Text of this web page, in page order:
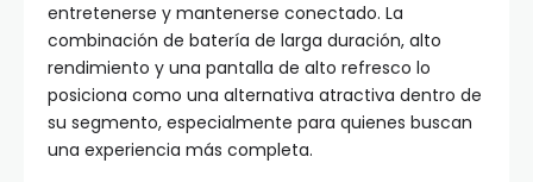
entretenerse y mantenerse conectado. La
combinación de batería de larga duración, alto
rendimiento y una pantalla de alto refresco lo
posiciona como una alternativa atractiva dentro de
su segmento, especialmente para quienes buscan
una experiencia más completa.